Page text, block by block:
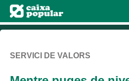
main
SERVICI DE VALORS